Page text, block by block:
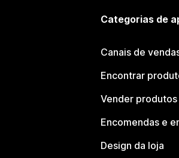
Categorias de
Canais de
Encontrar
Vender produtos
Encomendas e
Design da loja